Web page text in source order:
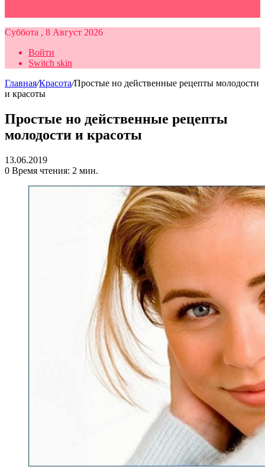
Суббота , 8 Август 2026
Войти
Switch skin
Главная/Красота/Простые но действенные рецепты молодости
и красоты
Простые но действенные рецепты
молодости и красоты
13.06.2019
0 Время чтения: 2 мин.